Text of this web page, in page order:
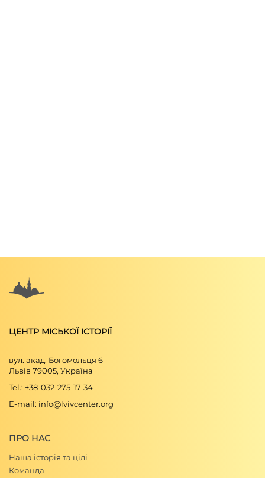
ЦЕНТР МІСЬКОЇ ІСТОРІЇ
вул. акад. Богомольця 6
Львів 79005, Україна
Tel.: +38-032-275-17-34
E-mail: info@lvivcenter.org
ПРО НАС
Наша історія та цілі
Команда